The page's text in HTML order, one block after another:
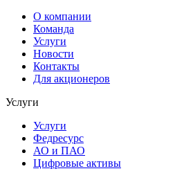
О компании
Команда
Услуги
Новости
Контакты
Для акционеров
Услуги
Услуги
Федресурс
АО и ПАО
Цифровые активы